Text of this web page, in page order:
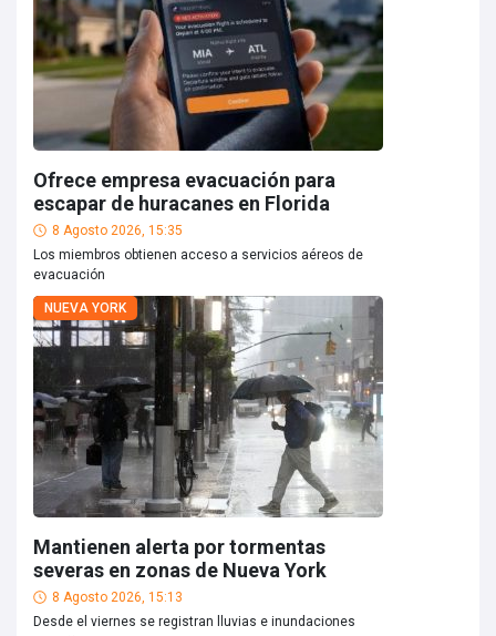
Ofrece empresa evacuación para
escapar de huracanes en Florida
8 Agosto 2026, 15:35
Los miembros obtienen acceso a servicios aéreos de
evacuación
NUEVA YORK
Mantienen alerta por tormentas
severas en zonas de Nueva York
8 Agosto 2026, 15:13
Desde el viernes se registran lluvias e inundaciones